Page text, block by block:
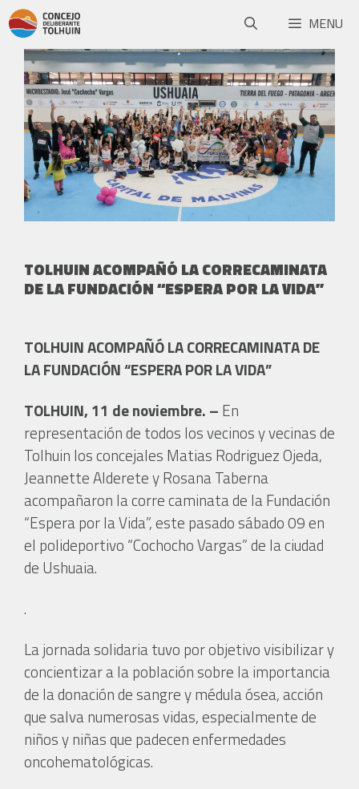
MENU
TOLHUIN ACOMPAÑÓ LA CORRECAMINATA
DE LA FUNDACIÓN “ESPERA POR LA VIDA”
TOLHUIN ACOMPAÑÓ LA CORRECAMINATA DE
LA FUNDACIÓN “ESPERA POR LA VIDA”
TOLHUIN, 11 de noviembre. – En
representación de todos los vecinos y vecinas de
Tolhuin los concejales Matias Rodriguez Ojeda,
Jeannette Alderete y Rosana Taberna
acompañaron la corre caminata de la Fundación
“Espera por la Vida”, este pasado sábado 09 en
el polideportivo “Cochocho Vargas” de la ciudad
de Ushuaia.
.
La jornada solidaria tuvo por objetivo visibilizar y
concientizar a la población sobre la importancia
de la donación de sangre y médula ósea, acción
que salva numerosas vidas, especialmente de
niños y niñas que padecen enfermedades
oncohematológicas.